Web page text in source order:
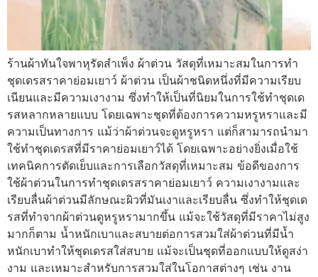
ร้านผ้าทันใจพาหุรัดสําเพ็ง ผ้าต่วน วัสดุที่เหมาะสมในการทำ
ชุดเดรสราคาย่อมเยาว์ ผ้าต่วน เป็นผ้าชนิดหนึ่งที่มีความเรียบ
เนียนและมีความเงางาม ซึ่งทำให้เป็นที่นิยมในการใช้ทำชุดเด
รสหลากหลายแบบ โดยเฉพาะชุดที่ต้องการความหรูหราและมี
ความเป็นทางการ แม้ว่าผ้าต่วนจะดูหรูหรา แต่ก็สามารถนำมา
ใช้ทำชุดเดรสที่มีราคาย่อมเยาว์ได้ โดยเฉพาะอย่างยิ่งเมื่อใช้
เทคนิคการตัดเย็บและการเลือกวัสดุที่เหมาะสม ข้อดีของการ
ใช้ผ้าต่วนในการทำชุดเดรสราคาย่อมเยาว์ ความเงางามและ
เรียบลื่นผ้าต่วนมีลักษณะผิวที่มันเงาและเรียบลื่น ซึ่งทำให้ชุดเด
รสที่ทำจากผ้าต่วนดูหรูหรามากขึ้น แม้จะใช้วัสดุที่มีราคาไม่สูง
มากก็ตาม น้ำหนักเบาและสบายต่อการสวมใส่ผ้าต่วนที่มีน้ำ
หนักเบาทำให้ชุดเดรสใส่สบาย แม้จะเป็นชุดที่ออกแบบให้ดูสง่า
งาม และเหมาะสำหรับการสวมใส่ในโอกาสต่างๆ เช่น งาน